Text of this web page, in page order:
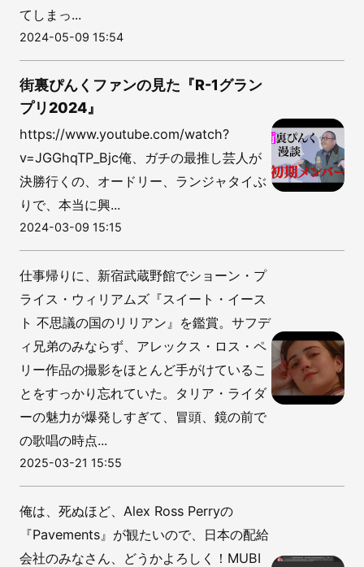
てしまっ...
2024-05-09 15:54
街裏ぴんくファンの見た『R-1グラン
プリ2024』
https://www.youtube.com/watch?
v=JGGhqTP_Bjc俺、ガチの最推し芸人が
決勝行くの、オードリー、ランジャタイぶ
りで、本当に興...
2024-03-09 15:15
仕事帰りに、新宿武蔵野館でショーン・プ
ライス・ウィリアムズ『スイート・イース
ト 不思議の国のリリアン』を鑑賞。サフデ
ィ兄弟のみならず、アレックス・ロス・ペ
リー作品の撮影をほとんど手がけているこ
とをすっかり忘れていた。タリア・ライダ
ーの魅力が爆発しすぎて、冒頭、鏡の前で
の歌唱の時点...
2025-03-21 15:55
俺は、死ぬほど、Alex Ross Perryの
『Pavements』が観たいので、日本の配給
会社のみなさん、どうかよろしく！MUBI